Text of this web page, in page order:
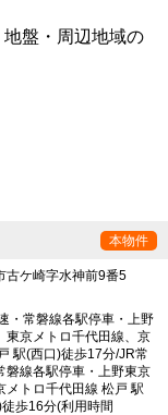
地盤・周辺地域の
本物件
古ケ崎字水神前9番5
・常磐線各駅停車・上野
東京メトロ千代田線、京
駅(西口)徒歩17分/JR常
磐線各駅停車・上野東京
メトロ千代田線 松戸 駅
歩16分(利用時間